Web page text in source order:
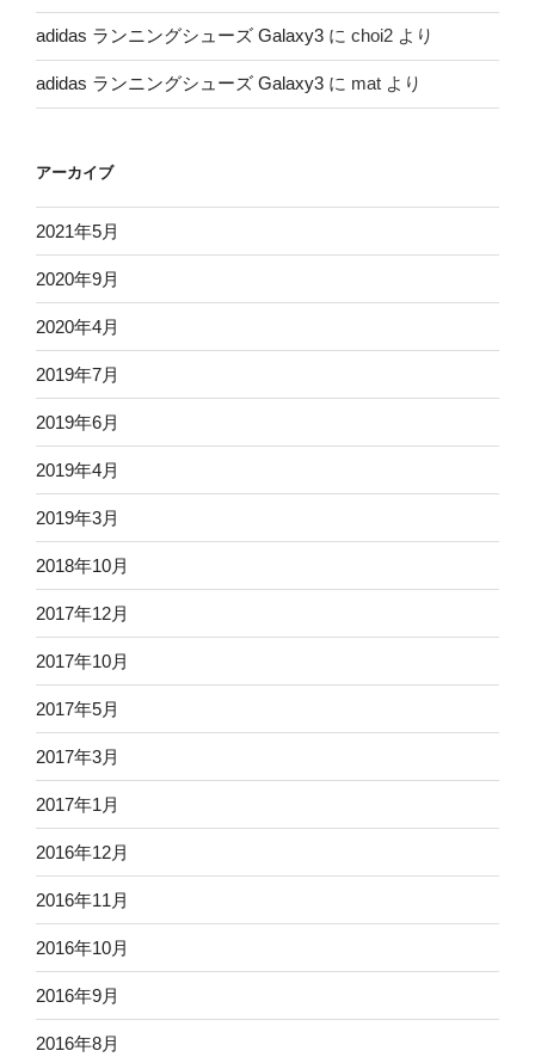
adidas ランニングシューズ Galaxy3 に choi2 より
adidas ランニングシューズ Galaxy3 に mat より
アーカイブ
2021年5月
2020年9月
2020年4月
2019年7月
2019年6月
2019年4月
2019年3月
2018年10月
2017年12月
2017年10月
2017年5月
2017年3月
2017年1月
2016年12月
2016年11月
2016年10月
2016年9月
2016年8月